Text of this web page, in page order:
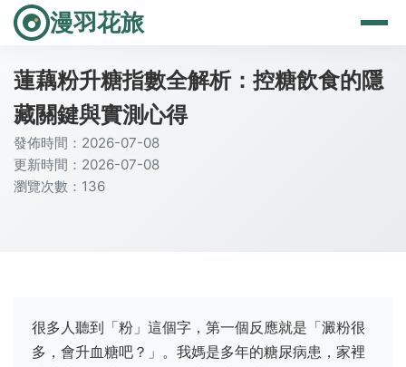
漫羽花旅
蓮藕粉升糖指數全解析：控糖飲食的隱
藏關鍵與實測心得
發佈時間：2026-07-08
更新時間：2026-07-08
瀏覽次數：136
很多人聽到「粉」這個字，第一個反應就是「澱粉很
多，會升血糖吧？」。我媽是多年的糖尿病患，家裡